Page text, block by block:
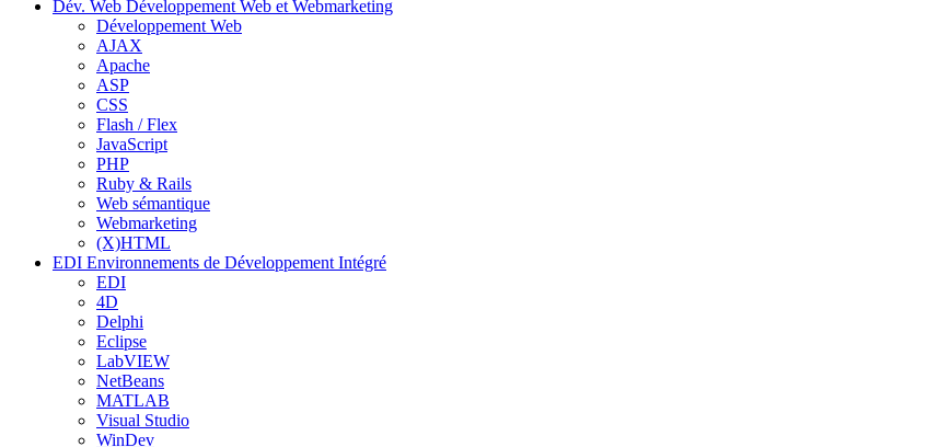
Dév. Web Développement Web et Webmarketing
Développement Web
AJAX
Apache
ASP
CSS
Flash / Flex
JavaScript
PHP
Ruby & Rails
Web sémantique
Webmarketing
(X)HTML
EDI Environnements de Développement Intégré
EDI
4D
Delphi
Eclipse
LabVIEW
NetBeans
MATLAB
Visual Studio
WinDev